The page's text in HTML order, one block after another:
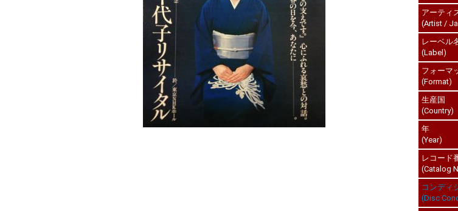
アーティ
(Artist /
レーベル
(Label)
フォーマ
(Format)
生産国
(Country)
年
(Year)
レコード
(Catalog
コンディ
(Disc